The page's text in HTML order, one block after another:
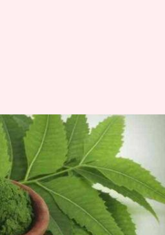
मुहाँसे तक इन
दूर करती है नीम
pm